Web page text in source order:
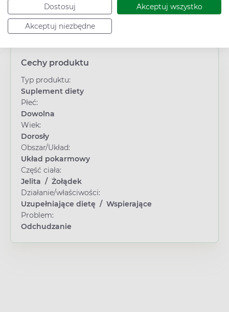
Dostosuj Akceptuj wszystko
Akceptuj niezbędne
Cechy produktu
Typ produktu:
Suplement diety
Płeć:
Dowolna
Wiek:
Dorosły
Obszar/Układ:
Układ pokarmowy
Część ciała:
Jelita / Żołądek
Działanie/właściwości:
Uzupełniające dietę / Wspierające
Problem:
Odchudzanie